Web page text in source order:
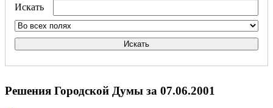
Искать
Искать
Решения Городской Думы за 07.06.2001